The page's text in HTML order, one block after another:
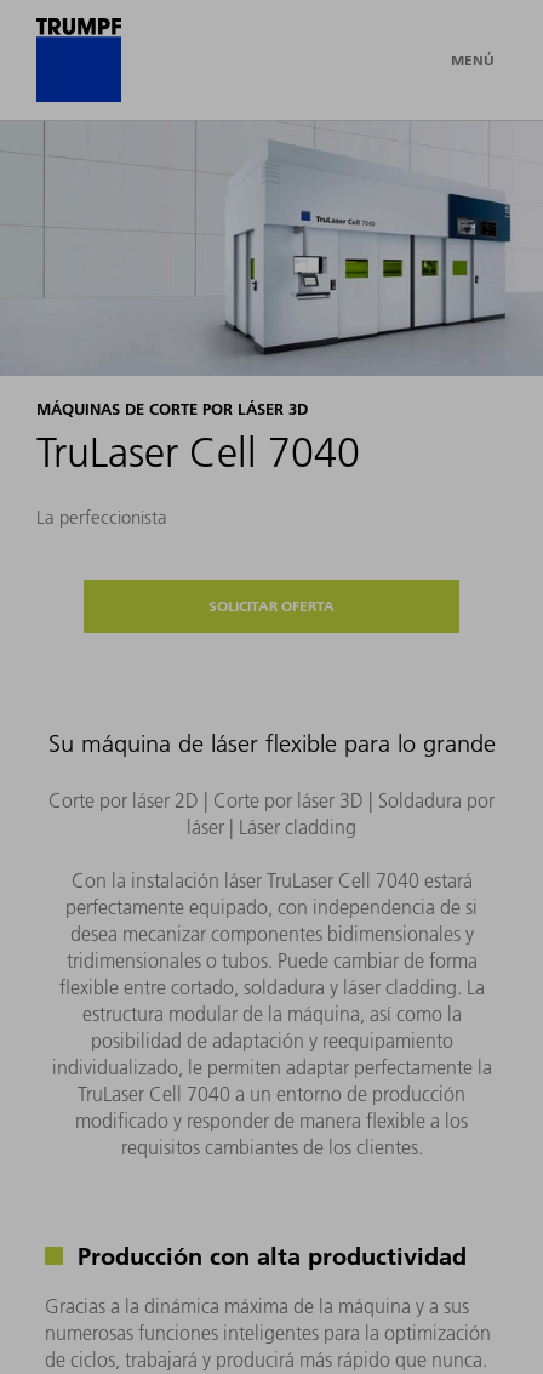
MENÚ
MÁQUINAS DE CORTE POR LÁSER 3D
TruLaser Cell 7040
La perfeccionista
SOLICITAR OFERTA
Su máquina de láser flexible para lo grande
Corte por láser 2D | Corte por láser 3D | Soldadura por
láser | Láser cladding
Con la instalación láser TruLaser Cell 7040 estará
perfectamente equipado, con independencia de si
desea mecanizar componentes bidimensionales y
tridimensionales o tubos. Puede cambiar de forma
flexible entre cortado, soldadura y láser cladding. La
estructura modular de la máquina, así como la
posibilidad de adaptación y reequipamiento
individualizado, le permiten adaptar perfectamente la
TruLaser Cell 7040 a un entorno de producción
modificado y responder de manera flexible a los
requisitos cambiantes de los clientes.
Producción con alta productividad
Gracias a la dinámica máxima de la máquina y a sus
numerosas funciones inteligentes para la optimización
de ciclos, trabajará y producirá más rápido que nunca.